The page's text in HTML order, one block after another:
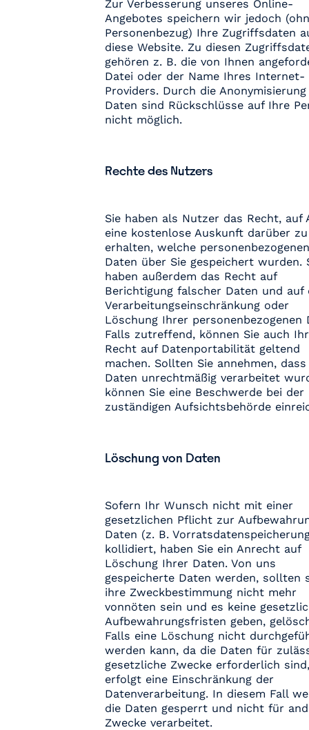
Zur Verbesserung unseres Online-
Angebotes speichern wir jedoch
Personenbezug) Ihre Zugriffsdaten
diese Website. Zu diesen
gehören z. B. die von Ihnen
Datei oder der Name Ihres Internet-
Providers. Durch die
Daten sind Rückschlüsse auf Ihre
nicht möglich.
Rechte des Nutzers
Sie haben als Nutzer das Recht, auf
eine kostenlose Auskunft darüber zu
erhalten, welche personenbezogenen
Daten über Sie gespeichert wurden.
haben außerdem das Recht auf
Berichtigung falscher Daten und auf
Verarbeitungseinschränkung oder
Löschung Ihrer personenbezogenen
Falls zutreffend, können Sie auch Ihr
Recht auf Datenportabilität geltend
machen. Sollten Sie annehmen,
Daten unrechtmäßig verarbeitet
können Sie eine Beschwerde bei der
zuständigen Aufsichtsbehörde
Löschung von Daten
Sofern Ihr Wunsch nicht mit einer
gesetzlichen Pflicht zur
Daten (z. B.
kollidiert, haben Sie ein Anrecht auf
Löschung Ihrer Daten. Von uns
gespeicherte Daten werden, sollten
ihre Zweckbestimmung nicht mehr
vonnöten sein und es keine
Aufbewahrungsfristen geben,
Falls eine Löschung nicht
werden kann, da die Daten für
gesetzliche Zwecke erforderlich sind,
erfolgt eine Einschränkung der
Datenverarbeitung. In diesem Fall
die Daten gesperrt und nicht für
Zwecke verarbeitet.